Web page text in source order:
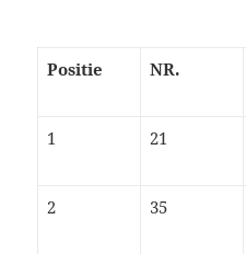
Positie NR.
1
21
2
35